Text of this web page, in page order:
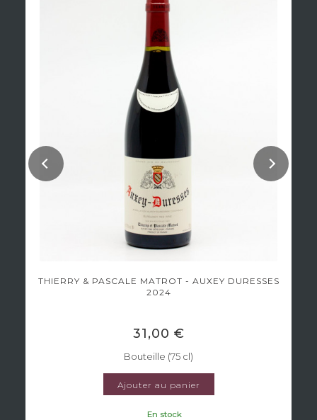
THIERRY & PASCALE MATROT - AUXEY DURESSES
2024
31,00 €
Bouteille (75 cl)
Ajouter au panier
En stock